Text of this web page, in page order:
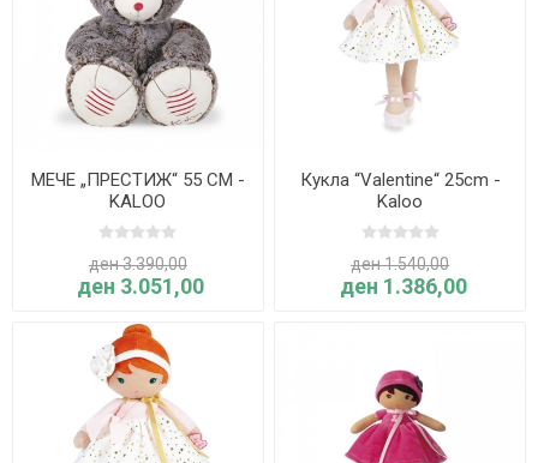
МЕЧЕ „ПРЕСТИЖ“ 55 CM -
KALOO
ден 3.390,00
ден 3.051,00
Кукла “Valentine“ 25cm -
Kaloo
ден 1.540,00
ден 1.386,00